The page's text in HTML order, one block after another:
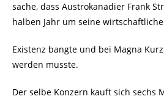
sache, dass Austrokanadier Frank
halben Jahr um seine wirtschaftliche
Existenz bangte und bei Magna
werden musste.
Der selbe Konzern kauft sich sechs